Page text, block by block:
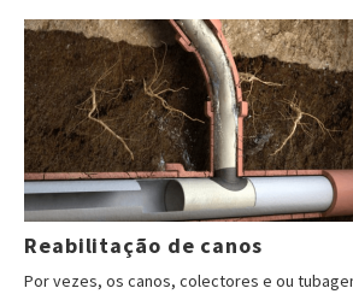
Reabilitação de canos
Por vezes, os canos, colectores e ou